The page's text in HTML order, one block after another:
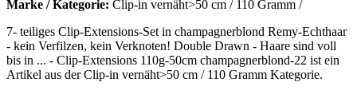
Marke / Kategorie: Clip-in vernäht>50 cm / 110 Gramm /
7- teiliges Clip-Extensions-Set in champagnerblond Remy-Echthaar
- kein Verfilzen, kein Verknoten! Double Drawn - Haare sind voll
bis in ... - Clip-Extensions 110g-50cm champagnerblond-22 ist ein
Artikel aus der Clip-in vernäht>50 cm / 110 Gramm Kategorie.